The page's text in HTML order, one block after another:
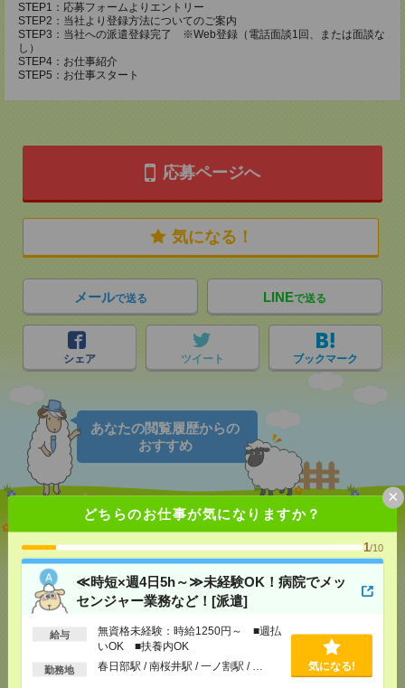
どちらのお仕事が気になりますか？
1/10
≪時短×週4日5h～≫未経験OK！病院でメッ
センジャー業務など！[派遣]
給与
無資格未経験：時給1250円～ ■週払
いOK ■扶養内OK
勤務地 春日部駅 / 南桜井駅 / 一ノ割駅 / … 気になる!
×
STEP1：応募フォームよりエントリー
STEP2：当社より登録方法についてのご案内
STEP3：当社への派遣登録完了 ※Web登録（電話面談1回、または面談な
し）
STEP4：お仕事紹介
STEP5：お仕事スタート
応募ページへ
気になる！
メールで送る LINEで送る
シェア ツイート ブックマーク
あなたの閲覧履歴からの
おすすめ
≪時短×週4日5h～≫未経験OK！病院でメッセンジャ
ー業務など！[派遣]
[給 与]
無資格未経験：時給1250円～ ■週払い
OK ■扶養内OK
[交通費]交通費全額支給
[勤務地]春日部駅/南桜井駅 / 一ノ割駅/…
説明会参加で全員に【現金2千円相当プレゼント】生